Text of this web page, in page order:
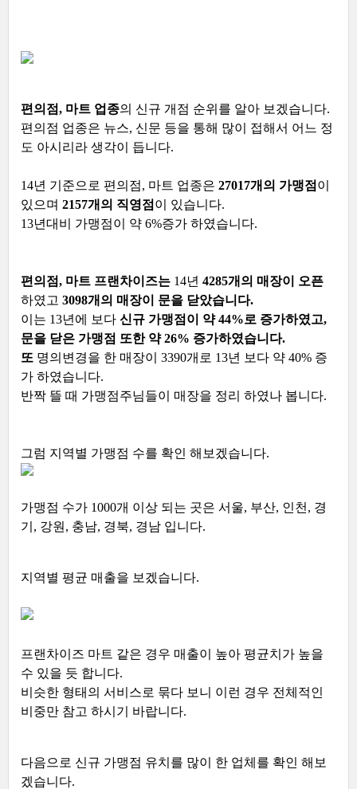
편의점, 마트 업종의 신규 개점 순위를 알아 보겠습니다.
편의점 업종은 뉴스, 신문 등을 통해 많이 접해서 어느 정
도 아시리라 생각이 듭니다.
14년 기준으로 편의점, 마트 업종은 27017개의 가맹점 이
있으며 2157개의 직영점 이 있습니다.
13년대비 가맹점이 약 6%증가 하였습니다.
편의점, 마트 프랜차이즈는 14년 4285개의 매장이 오픈
하였고 3098개의 매장이 문을 닫았습니다.
이는 13년에 보다 신규 가맹점이 약 44%로 증가하였고,
문을 닫은 가맹점 또한 약 26% 증가하였습니다.
또 명의변경을 한 매장이 3390개로 13년 보다 약 40% 증
가 하였습니다.
반짝 뜰 때 가맹점주님들이 매장을 정리 하였나 봅니다.
그럼 지역별 가맹점 수를 확인 해보겠습니다.
가맹점 수가 1000개 이상 되는 곳은 서울, 부산, 인천, 경
기, 강원, 충남, 경북, 경남 입니다.
지역별 평균 매출을 보겠습니다.
프랜차이즈 마트 같은 경우 매출이 높아 평균치가 높을
수 있을 듯 합니다.
비슷한 형태의 서비스로 묶다 보니 이런 경우 전체적인
비중만 참고 하시기 바랍니다.
다음으로 신규 가맹점 유치를 많이 한 업체를 확인 해보
겠습니다.